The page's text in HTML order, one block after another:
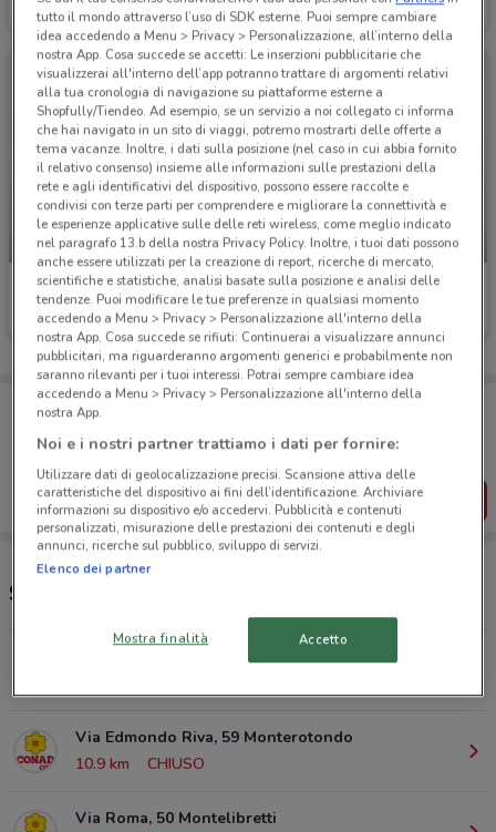
Scade martedì 10.9 km Scade martedì
NUOVO
Conad City
Scade martedì 10.9 km
-4 GIORNI
Conad City
Scade martedì
Porta DoveConviene sempre con te!
salvarle e creare la tua lista del risparmio, comodamente
dal tuo cellulare.
SCARICA L’APP
Supermercati e orari Conad City
VIA A.MOSCATELLI, 290 Mentana
Via Edmondo Riva, 59 Monterotondo
10.9 km
CHIUSO
Via Roma, 50 Montelibretti
tutto il mondo attraverso l’uso di SDK esterne. Puoi sempre cambiare
idea accedendo a Menu > Privacy > Personalizzazione, all’interno della
nostra App. Cosa succede se accetti: Le inserzioni pubblicitarie che
visualizzerai all'interno dell’app potranno trattare di argomenti relativi
alla tua cronologia di navigazione su piattaforme esterne a
Shopfully/Tiendeo. Ad esempio, se un servizio a noi collegato ci informa
che hai navigato in un sito di viaggi, potremo mostrarti delle offerte a
tema vacanze. Inoltre, i dati sulla posizione (nel caso in cui abbia fornito
il relativo consenso) insieme alle informazioni sulle prestazioni della
rete e agli identificativi del dispositivo, possono essere raccolte e
condivisi con terze parti per comprendere e migliorare la connettività e
le esperienze applicative sulle delle reti wireless, come meglio indicato
nel paragrafo 13.b della nostra Privacy Policy. Inoltre, i tuoi dati possono
anche essere utilizzati per la creazione di report, ricerche di mercato,
scientifiche e statistiche, analisi basate sulla posizione e analisi delle
tendenze. Puoi modificare le tue preferenze in qualsiasi momento
accedendo a Menu > Privacy > Personalizzazione all'interno della
nostra App. Cosa succede se rifiuti: Continuerai a visualizzare annunci
pubblicitari, ma riguarderanno argomenti generici e probabilmente non
saranno rilevanti per i tuoi interessi. Potrai sempre cambiare idea
accedendo a Menu > Privacy > Personalizzazione all'interno della
nostra App.
Noi e i nostri partner trattiamo i dati per fornire:
Utilizzare dati di geolocalizzazione precisi. Scansione attiva delle
caratteristiche del dispositivo ai fini dell’identificazione. Archiviare
informazioni su dispositivo e/o accedervi. Pubblicità e contenuti
personalizzati, misurazione delle prestazioni dei contenuti e degli
annunci, ricerche sul pubblico, sviluppo di servizi.
Elenco dei partner
Mostra finalità Accetto